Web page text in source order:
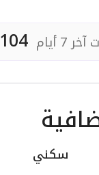
أيام 104
سكني